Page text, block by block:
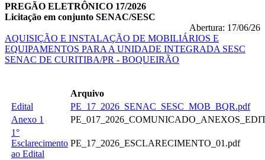
PREGÃO ELETRÔNICO 17/2026
Licitação em conjunto SENAC/SESC
Abertura: 17/06/26
AQUISIÇÃO E INSTALAÇÃO DE MOBILIÁRIOS E
EQUIPAMENTOS PARA A UNIDADE INTEGRADA SESC
SENAC DE CURITIBA/PR - BOQUEIRÃO
Arquivo
Edital
PE_17_2026_SENAC_SESC_MOB_BQR.pdf
Anexo 1
1°
Esclarecimento
ao Edital
PE_17_2026_ESCLARECIMENTO_01.pdf